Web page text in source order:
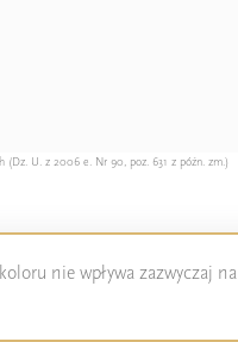
(Dz. U. z 2006 e. Nr 90, poz. 631 z późn. zm.)
nie wpływa zazwyczaj